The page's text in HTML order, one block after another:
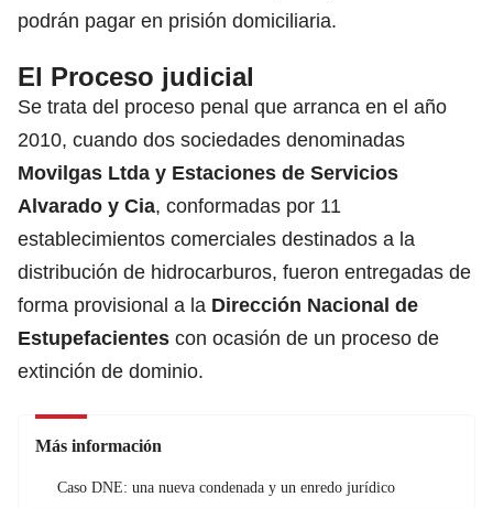
podrán pagar en prisión domiciliaria.
El Proceso judicial
Se trata del proceso penal que arranca en el año
2010, cuando dos sociedades denominadas
Movilgas Ltda y Estaciones de Servicios
Alvarado y Cia, conformadas por 11
establecimientos comerciales destinados a la
distribución de hidrocarburos, fueron entregadas de
forma provisional a la Dirección Nacional de
Estupefacientes con ocasión de un proceso de
extinción de dominio.
Más información
Caso DNE: una nueva condenada y un enredo jurídico